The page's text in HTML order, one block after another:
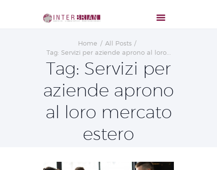
Home
All Posts
Tag: Servizi per aziende aprono al loro...
Tag: Servizi per
aziende aprono
al loro mercato
estero